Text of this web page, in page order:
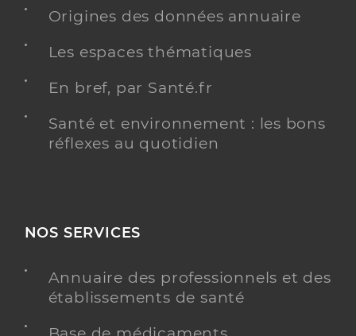
Origines des données annuaire
Les espaces thématiques
En bref, par Santé.fr
Santé et environnement : les bons
réflexes au quotidien
NOS SERVICES
Annuaire des professionnels et des
établissements de santé